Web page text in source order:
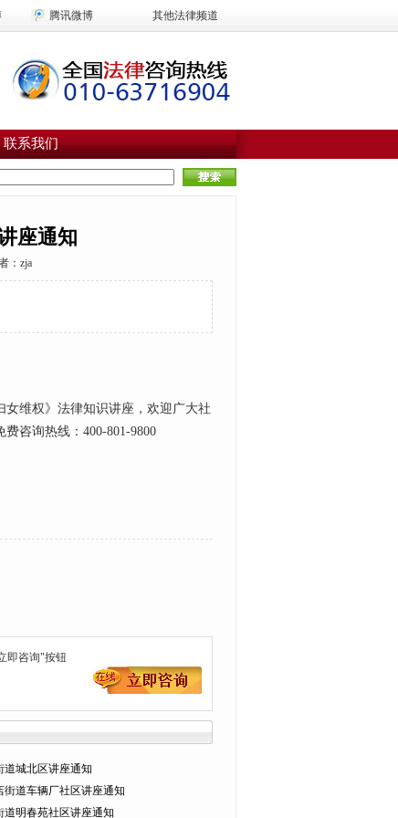
腾讯微博 其他法律频道
联系我们
座通知
： zja
女维权》法律知识讲座，欢迎广大社
咨询热线：400-801-9800
即咨询"按钮
道城北区讲座通知
街道车辆厂社区讲座通知
道明春苑社区讲座通知